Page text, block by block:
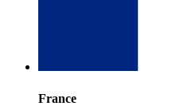
France